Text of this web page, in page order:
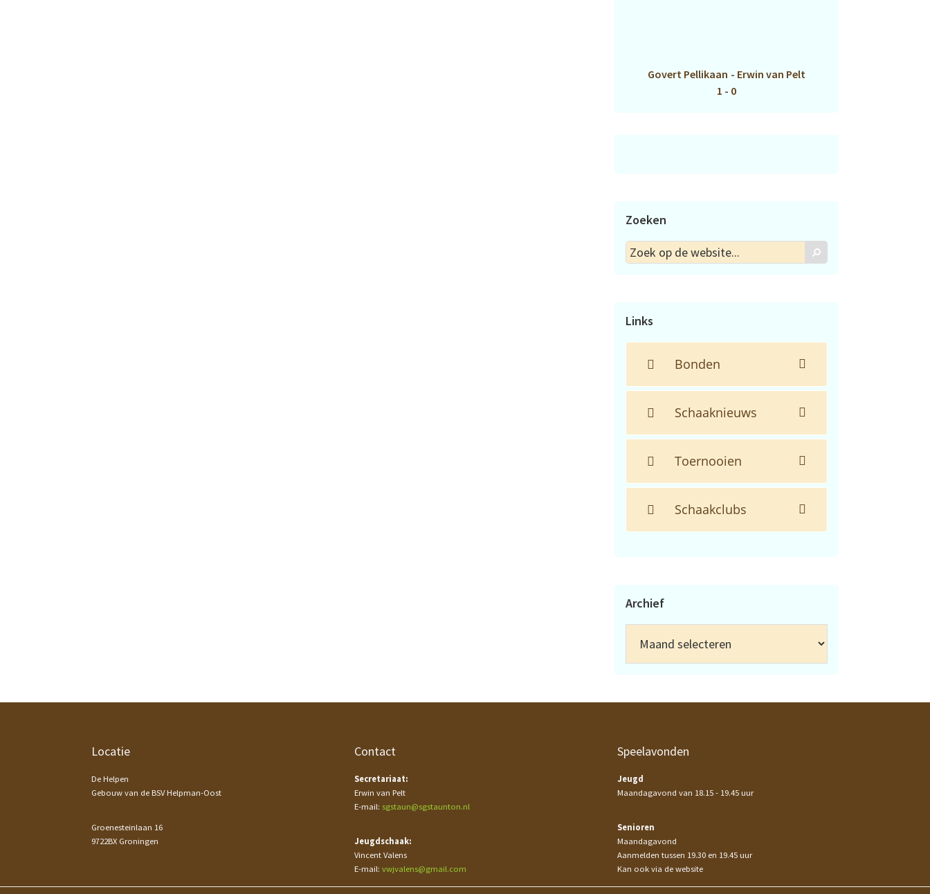
Govert Pellikaan - Erwin van Pelt
1 - 0
Zoeken
Zoek
op
Zoek
Links
Bonden
Schaaknieuws
Toernooien
Schaakclubs
Archief
Locatie
De Helpen
Gebouw van de BSV Helpman-Oost
Groenesteinlaan 16
9722BX Groningen
Contact
Secretariaat:
Erwin van Pelt
E-mail: sgstaun@sgstaunton.nl
Jeugdschaak:
Vincent Valens
E-mail: vwjvalens@gmail.com
Speelavonden
Jeugd
Maandagavond van 18.15 - 19.45 uur
Senioren
Maandagavond
Aanmelden tussen 19.30 en 19.45 uur
Kan ook via de website